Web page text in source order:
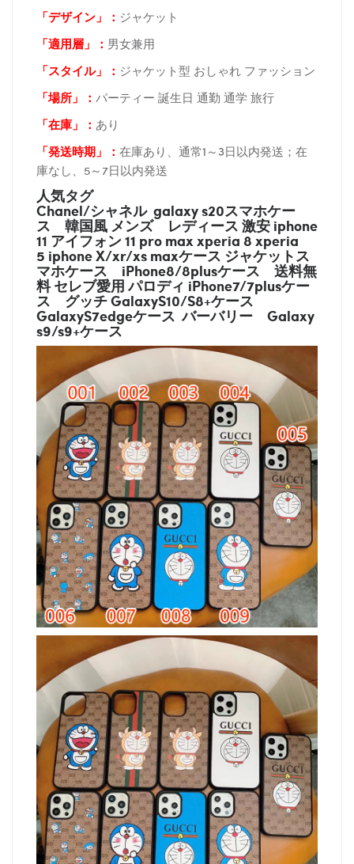
「デザイン」
： ジャケット
「適用層」： 男女兼用
「スタイル」： ジャケット型 おしゃれ ファッション
「場所 」： パーティー 誕生日 通勤 通学 旅行
「在庫 」： あり
「発送時期 」： 在庫あり、通常1～3日以内発送；在
庫なし、5～7日以内発送
人気タグ
Chanel/シャネル galaxy s20スマホケー
ス 韓国風 メンズ レディース 激安 iphone
11 アイフォン 11 pro max xperia 8 xperia
5 iphone X/xr/xs maxケース ジャケットス
マホケース iPhone8/8plusケース 送料無
料 セレブ愛用 パロディ iPhone7/7plusケー
ス グッチGalaxyS10/S8+ケース
GalaxyS7edgeケース バーバリー Galaxy
s9/s9+ケース